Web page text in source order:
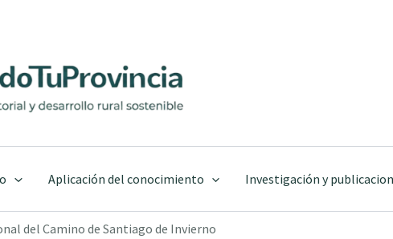
Aplicación del conocimiento Investigación y
del Camino de Santiago de Invierno